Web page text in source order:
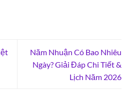
Năm Nhuận Có Bao Nhiêu
Ngày? Giải Đáp Chi Tiết &
Lịch Năm 2026